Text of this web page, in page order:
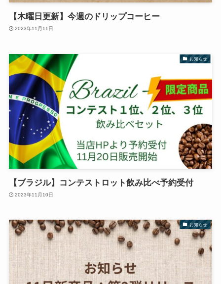
【木曜日更新】今週のドリップコーヒー
2023年11月11日
お知らせ
【ブラジル】コンテストロット飲み比べ予約受付
2023年11月10日
お知らせ